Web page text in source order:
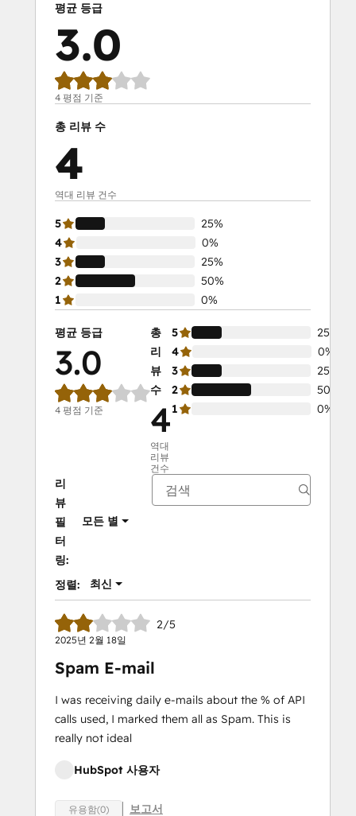
평균 등급
3.0
4 평점 기준
총 리뷰 수
4
역대 리뷰 건수
5
25%
4
0%
3
25%
2
50%
1
0%
평균 등급
3.0
4 평점 기준
총
리
뷰
수
4
역대
리뷰
건수
5
25%
4
0%
3
25%
2
50%
1
0%
리
뷰
필
터
링:
모든 별
정렬: 최신
2/5
2025년 2월 18일
Spam E-mail
I was receiving daily e-mails about the % of API
calls used, I marked them all as Spam. This is
really not ideal
HubSpot 사용자
유용함(0) 보고서